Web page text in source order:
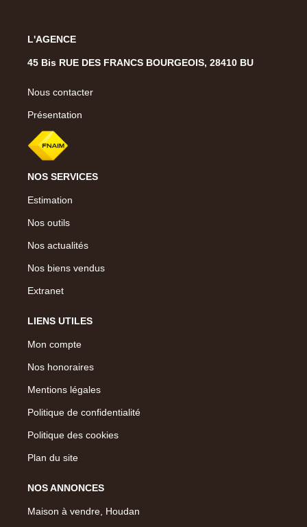
L'AGENCE
45 Bis RUE DES FRANCS BOURGEOIS, 28410 BU
Nous contacter
Présentation
NOS SERVICES
Estimation
Nos outils
Nos actualités
Nos biens vendus
Extranet
LIENS UTILES
Mon compte
Nos honoraires
Mentions légales
Politique de confidentialité
Politique des cookies
Plan du site
NOS ANNONCES
Maison à vendre, Houdan